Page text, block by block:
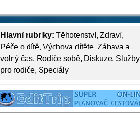
Hlavní rubriky: Těhotenství, Zdraví,
Péče o dítě, Výchova dítěte, Zábava a
volný čas, Rodiče sobě, Diskuze, Služby
pro rodiče, Speciály